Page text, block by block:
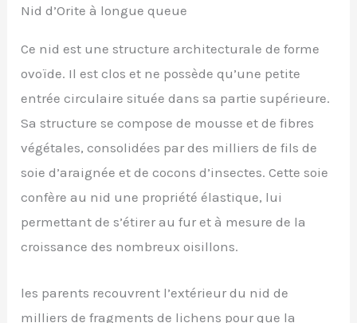
Nid d’Orite à longue queue
Ce nid est une structure architecturale de forme
ovoïde. Il est clos et ne possède qu’une petite
entrée circulaire située dans sa partie supérieure.
Sa structure se compose de mousse et de fibres
végétales, consolidées par des milliers de fils de
soie d’araignée et de cocons d’insectes. Cette soie
confère au nid une propriété élastique, lui
permettant de s’étirer au fur et à mesure de la
croissance des nombreux oisillons.
les parents recouvrent l’extérieur du nid de
milliers de fragments de lichens pour que la